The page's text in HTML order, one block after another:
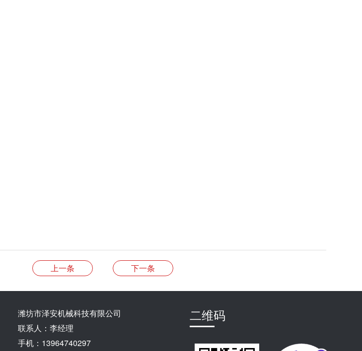
上一条 下一条
潍坊市泽安机械科技有限公司
联系人：李经理
手机：13964740297
二维码